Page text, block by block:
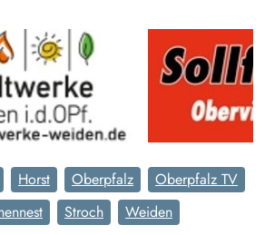
Horst Oberpfalz
Oberpfalz TV
Stroch Weiden